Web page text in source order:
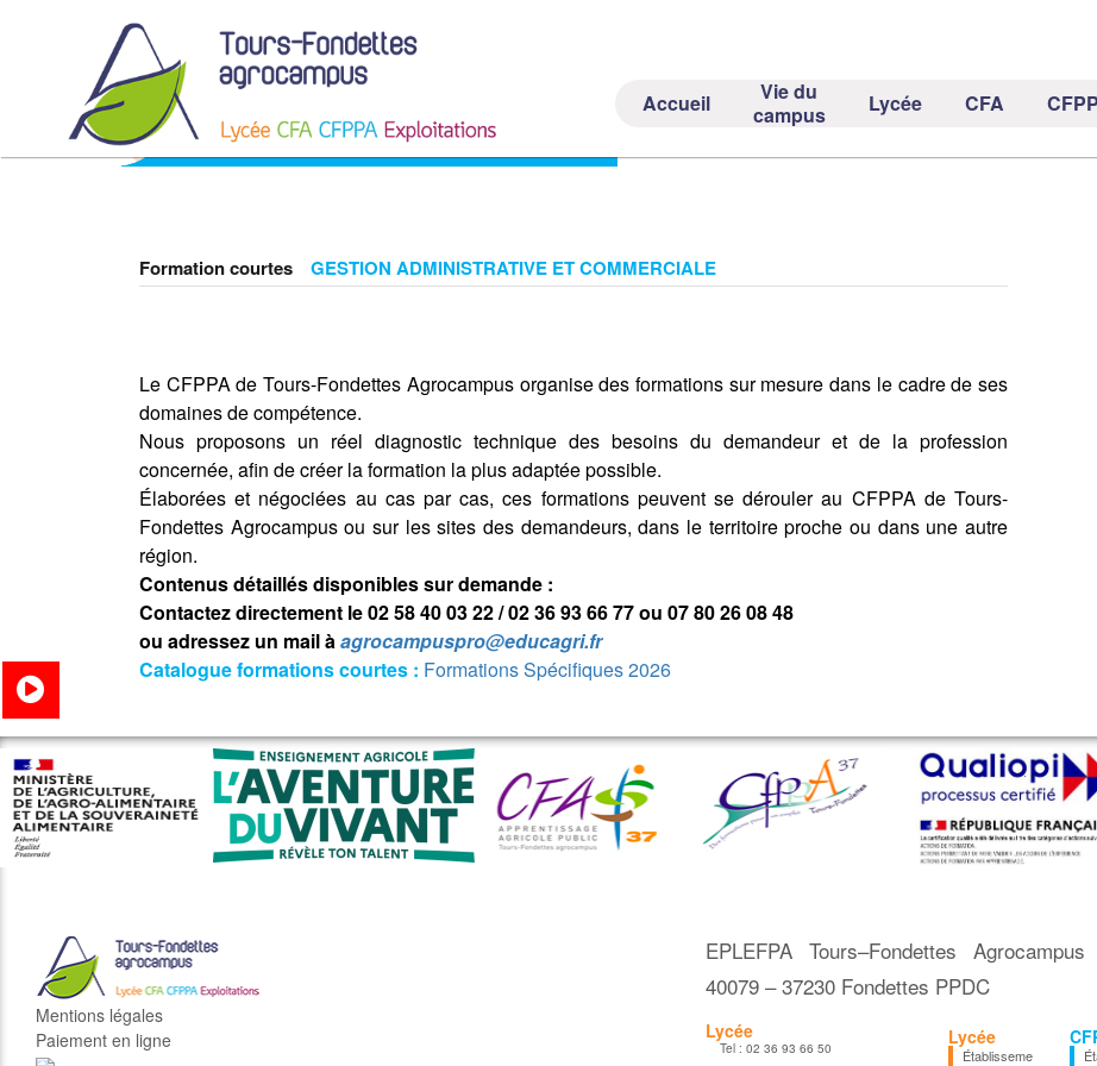
Accueil
Vie du
campus
Lycée CFA
FORMATION COURTES
Formation courtes GESTION ADMINISTRATIVE ET COMMERCIALE
Le CFPPA de Tours-Fondettes Agrocampus organise des formations sur mesure dans le cadre de ses
domaines de compétence.
Nous proposons un réel diagnostic technique des besoins du demandeur et de la profession
concernée, afin de créer la formation la plus adaptée possible.
Élaborées et négociées au cas par cas, ces formations peuvent se dérouler au CFPPA de Tours-
Fondettes Agrocampus ou sur les sites des demandeurs, dans le territoire proche ou dans une autre
région.
Contenus détaillés disponibles sur demande :
Contactez directement le 02 58 40 03 22 / 02 36 93 66 77 ou 07 80 26 08 48
ou adressez un mail àagrocampuspro@educagri.fr
Catalogue formations courtes : Formations Spécifiques 2026
Mentions légales
Paiement en ligne
EPLEFPA Tours–Fondettes
40079 – 37230 Fondettes PPDC
Lycée
Tel : 02 36 93 66 50 Lycée
Établisseme